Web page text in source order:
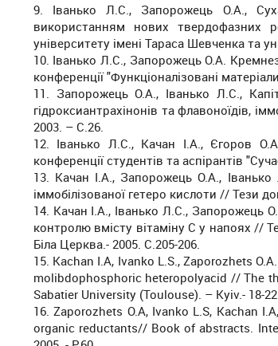
9. Іванько Л.С., Запорожець О.А.,
використанням нових твердофазних
університету імені Тараса Шевченка та
10. Іванько Л.С., Запорожець О.А.
конференції "Функціоналізовані
11. Запорожець О.А., Іванько Л.С.,
гідроксиантрахінонів та флавоноїдів,
2003. – С.26.
12. Іванько Л.С., Качан І.А., Єгоров
конференції студентів та аспірантів
13. Качан І.А., Запорожець О.А.,
іммобілізованої гетеро кислоти // Тези
14. Качан І.А., Іванько Л.С., Запорожець
контролю вмісту вітаміну С у напоях //
Біла Церква.- 2005. С.205-206.
15. Kachan I.A, Ivanko L.S., Zaporozhets
molibdophosphoric heteropolyacid // The
Sabatier University (Toulouse). – Kyiv.- 18-
16. Zaporozhets O.A, Ivanko L.S, Kachan
organic reductants// Book of abstracts.